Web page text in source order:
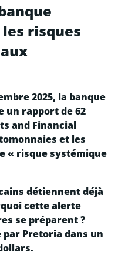
risques
2025, la banque
un rapport de 62
and Financial
et les
« risque systémique
détiennent déjà
cette alerte
se préparent ?
Pretoria dans un